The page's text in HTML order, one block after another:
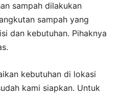
sampah dilakukan
sampah yang
dan kebutuhan. Pihaknya
kebutuhan di lokasi
kami siapkan. Untuk